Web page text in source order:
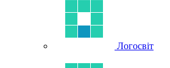
Логосвіт